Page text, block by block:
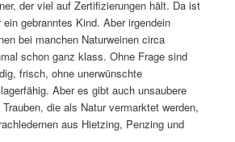
der viel auf Zertifizierungen hält. Da ist
gebranntes Kind. Aber irgendein
bei manchen Naturweinen circa
schon ganz klass. Ohne Frage sind
frisch, ohne unerwünschte
Aber es gibt auch unsaubere
die als Natur vermarktet werden,
aus Hietzing, Penzing und